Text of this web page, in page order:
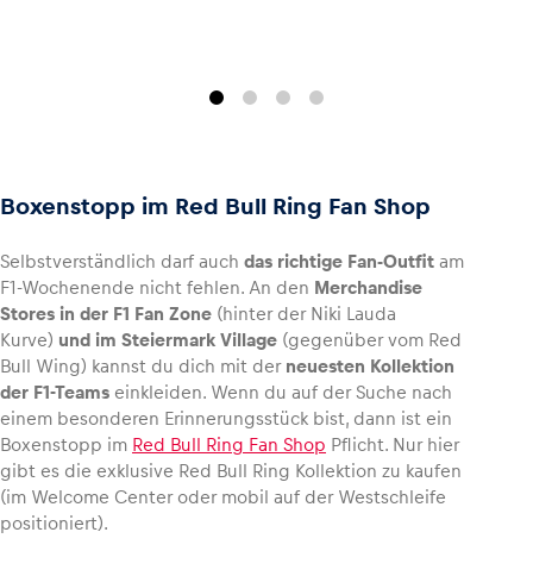
Boxenstopp im Red Bull Ring Fan Shop
Selbstverständlich darf auch das richtige Fan-Outfit am
F1-Wochenende nicht fehlen. An den Merchandise
Stores in der F1 Fan Zone (hinter der Niki Lauda
Kurve) und im Steiermark Village (gegenüber vom Red
Bull Wing) kannst du dich mit der neuesten Kollektion
der F1-Teams einkleiden. Wenn du auf der Suche nach
einem besonderen Erinnerungsstück bist, dann ist ein
Boxenstopp im Red Bull Ring Fan Shop Pflicht. Nur hier
gibt es die exklusive Red Bull Ring Kollektion zu kaufen
(im Welcome Center oder mobil auf der Westschleife
positioniert).